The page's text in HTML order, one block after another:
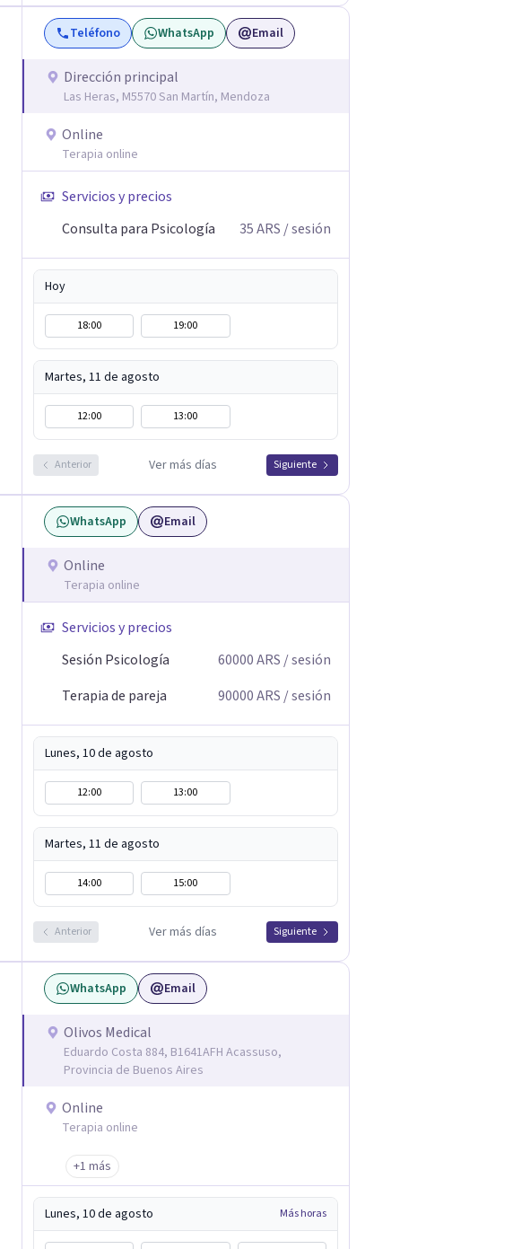
Teléfono WhatsApp Email
Dirección principal
Las Heras, M5570 San Martín, Mendoza
Online
Terapia online
Servicios y precios
Consulta para Psicología
35ARS / sesión
Hoy
18:00 19:00
Martes, 11 de agosto
12:00 13:00
Anterior Ver más días Siguiente
WhatsApp Email
Online
Terapia online
Servicios y precios
Sesión Psicología
60000ARS / sesión
Terapia de pareja
90000ARS / sesión
Lunes, 10 de agosto
12:00 13:00
Martes, 11 de agosto
14:00 15:00
Anterior Ver más días Siguiente
WhatsApp Email
Olivos Medical
Eduardo Costa 884, B1641AFH Acassuso,
Provincia de Buenos Aires
Online
Terapia online
+1 más
Lunes, 10 de agosto Más horas